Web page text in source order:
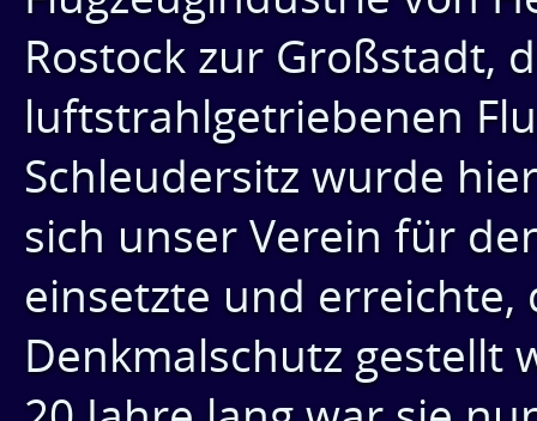
Rostock zur Großstadt,
luftstrahlgetriebenen
Schleudersitz wurde
sich unser Verein für
einsetzte und erreichte,
Denkmalschutz gestellt